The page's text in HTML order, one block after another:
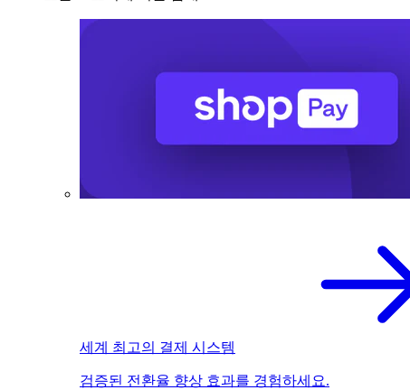
세계 최고의 결제 시스템
검증된 전환율 향상 효과를 경험하세요.